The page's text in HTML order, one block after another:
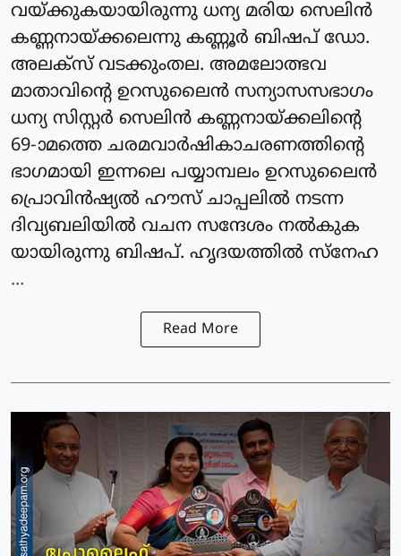
വയ്ക്കുകയായിരുന്നു ധന്യ മരിയ സെലിൻ
കണ്ണനായ്ക്കലെന്നു കണ്ണൂർ ബിഷപ് ഡോ.
അലക്സ്‌ വടക്കുംതല. അമലോത്ഭവ
മാതാവിന്റെ ഉറസുലൈൻ സന്യാസസഭാഗം
ധന്യ സിസ്റ്റർ സെലിൻ കണ്ണനായ്ക്കലിന്റെ
69-ാമത്തെ ചരമവാർഷികാചരണത്തിന്റെ
ഭാഗമായി ഇന്നലെ പയ്യാമ്പലം ഉറസുലൈൻ
പ്രൊവിൻഷ്യൽ ഹൗസ് ചാപ്പലിൽ നടന്ന
ദിവ്യബലിയിൽ വചന സന്ദേശം നൽകുക
യായിരുന്നു ബിഷപ്. ഹൃദയത്തിൽ സ്നേഹ
...
Read More